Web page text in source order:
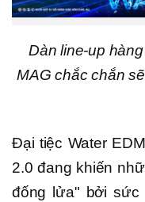
Dàn line-up
MAG chắc chắn
Đại tiệc Water
2.0 đang khiến
đống lửa" bởi sức